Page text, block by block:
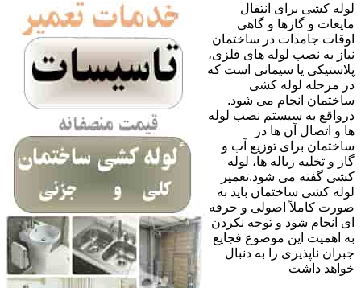
لوله کشی برای انتقال
مایعات و گازها و گاهی
اوقات جامدات در ساختمان
نیاز به نصب لوله های فلزی،
پلاستیکی یا سیمانی است که
در مرحله لوله کشی
ساختمان انجام می شود.
درواقع به سیستم نصب لوله
ها و اتصال آن ها در
ساختمان برای توزیع آب و
گاز و تخلیه زباله ها، لوله
کشی گفته می شود.تعمیر
لوله کشی ساختمان باید به
صورت کاملاً اصولی و حرفه
ای انجام شود و توجه نکردن
به اهمیت این موضوع فجایع
جبران ناپذیری را به دنبال
خواهد داشت